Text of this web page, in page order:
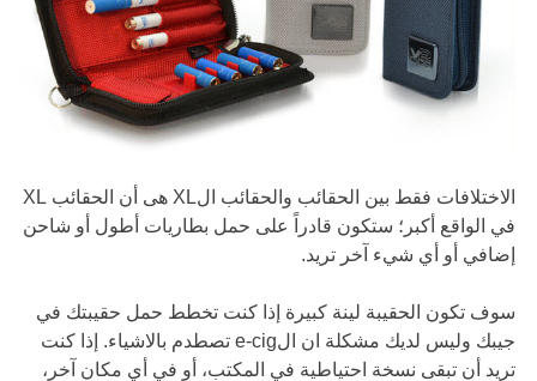
الاختلافات فقط بين الحقائب والحقائب الXL هى أن الحقائب XL
في الواقع أكبر؛ ستكون قادراً على حمل بطاريات أطول أو شاحن
إضافي أو أي شيء آخر تريد.
سوف تكون الحقيبة لينة كبيرة إذا كنت تخطط حمل حقيبتك في
جيبك وليس لديك مشكلة ان الe-cig تصطدم بالاشياء. إذا كنت
تريد أن تبقى نسخة احتياطية في المكتب، أو في أي مكان آخر،